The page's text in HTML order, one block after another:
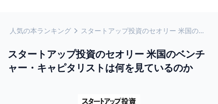
人気の本ランキング スタートアップ投資のセオリー 米国のベンチャー・キャピタリストは何を見ているのか
スタートアップ投資のセオリー 米国のベンチ
ャー・キャピタリストは何を見ているのか